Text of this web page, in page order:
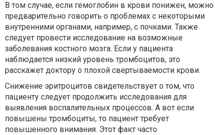
В том случае, если гемоглобин в крови понижен, можно
предварительно говорить о проблемах с некоторыми
внутренними органами, например, с почками. Также
следует провести исследование на возможные
заболевания костного мозга. Если у пациента
наблюдается низкий уровень тромбоцитов, это
расскажет доктору о плохой свертываемости крови.
Снижение эритроцитов свидетельствует о том, что
пациенту следует продолжить исследования для
выявления воспалительных процессов. А вот если
повышены тромбоциты, то пациент требует
повышенного внимания. Этот факт часто